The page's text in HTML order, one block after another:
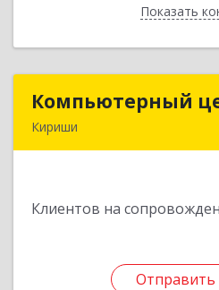
ПоказатьНазад
Компьютерный
Кириши
Клиентов на
Отправить
Компьютерный
Отправить